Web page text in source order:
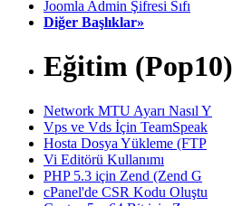
Joomla Admin Şifresi Sıfı
Diğer Başlıklar»
Eğitim (Pop10)
Network MTU Ayarı Nasıl Y
Vps ve Vds İçin TeamSpeak
Hosta Dosya Yükleme (FTP
Vi Editörü Kullanımı
PHP 5.3 için Zend (Zend G
cPanel'de CSR Kodu Oluştu